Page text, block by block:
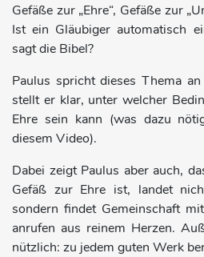
Gefäße zur „Ehre“, Gefäße zur
Ist ein Gläubiger automatisch
sagt die Bibel?
Paulus spricht dieses Thema
stellt er klar, unter welcher
Ehre sein kann (was dazu
diesem Video).
Dabei zeigt Paulus aber auch,
Gefäß zur Ehre ist, landet
sondern findet Gemeinschaft
anrufen aus reinem Herzen.
nützlich: zu jedem guten Werk